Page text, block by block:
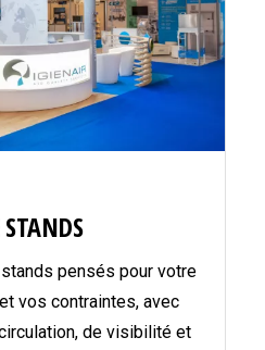
pensés pour votre
vos contraintes, avec
de visibilité et